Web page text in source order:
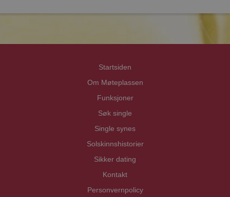
Startsiden
Om Møteplassen
Funksjoner
Søk single
Single synes
Solskinnshistorier
Sikker dating
Kontakt
Personvernpolicy